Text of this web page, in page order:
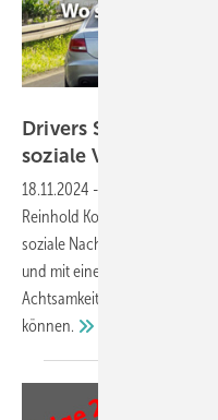
Drivers Seat Folge
soziale
18.11.2024 -
Reinhold Kober, Daniel Mund
soziale Nachhaltigkeit
und mit einer Prise Humor
Achtsamkeit und soziale
können.